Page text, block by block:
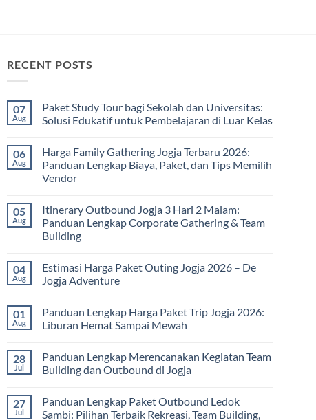
RECENT POSTS
07
Aug
Paket Study Tour bagi Sekolah dan Universitas:
Solusi Edukatif untuk Pembelajaran di Luar Kelas
on
Paket
Study
Tour
dan
Universitas:
Solusi
Edukatif
untuk
Luar
Kelas
06
Aug
Harga Family Gathering Jogja Terbaru 2026:
Panduan Lengkap Biaya, Paket, dan Tips Memilih
Vendor
on
Harga
Family
Gathering
2026:
Panduan
Lengkap
Biaya,
dan
Tips
Memilih
05
Aug
Itinerary Outbound Jogja 3 Hari 2 Malam:
Panduan Lengkap Corporate Gathering & Team
Building
on
Itinerary
Outbound
Hari
2
Malam:
Corporate
Gathering
&
04
Aug
Estimasi Harga Paket Outing Jogja 2026 – De
Jogja Adventure
on
Estimasi
Harga
Jogja
2026
–
Adventure
01
Aug
Panduan Lengkap Harga Paket Trip Jogja 2026:
Liburan Hemat Sampai Mewah
on
Panduan
Lengkap
Trip
Jogja
28
Jul
Panduan Lengkap Merencanakan Kegiatan Team
Building dan Outbound di Jogja
on
Panduan
27
Jul
Panduan Lengkap Paket Outbound Ledok
Sambi: Pilihan Terbaik Rekreasi, Team Building,